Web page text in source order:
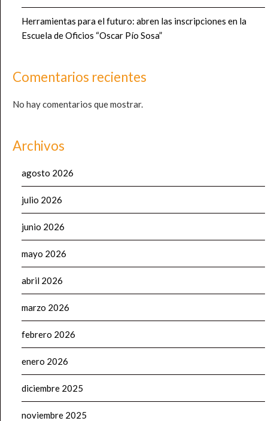
Herramientas para el futuro: abren las inscripciones en la
Escuela de Oficios “Oscar Pío Sosa”
Comentarios recientes
No hay comentarios que mostrar.
Archivos
agosto 2026
julio 2026
junio 2026
mayo 2026
abril 2026
marzo 2026
febrero 2026
enero 2026
diciembre 2025
noviembre 2025